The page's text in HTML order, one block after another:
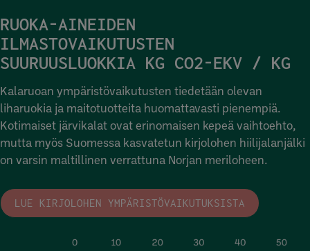
RUOKA-AINEIDEN
ILMASTOVAIKUTUSTEN
SUURUUSLUOKKIA KG CO2-EKV / KG
Kalaruoan ympäristövaikutusten tiedetään olevan
liharuokia ja maitotuotteita huomattavasti pienempiä.
Kotimaiset järvikalat ovat erinomaisen kepeä vaihtoehto,
mutta myös Suomessa kasvatetun kirjolohen hiilijalanjälki
on varsin maltillinen verrattuna Norjan meriloheen.
LUE KIRJOLOHEN YMPÄRISTÖVAIKUTUKSISTA